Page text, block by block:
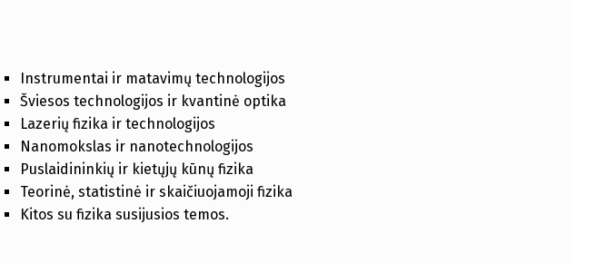
Instrumentai ir matavimų technologijos
Šviesos technologijos ir kvantinė optika
Lazerių fizika ir technologijos
Nanomokslas ir nanotechnologijos
Puslaidininkių ir kietųjų kūnų fizika
Teorinė, statistinė ir skaičiuojamoji fizika
Kitos su fizika susijusios temos.